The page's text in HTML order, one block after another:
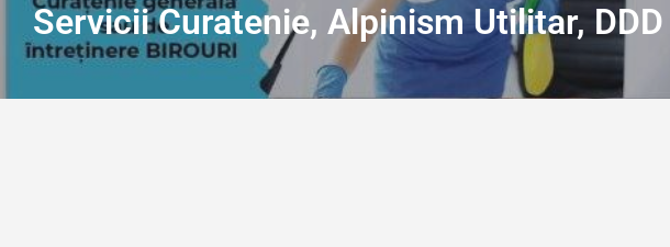
Servicii Curatenie, Alpinism Utilitar, DDD